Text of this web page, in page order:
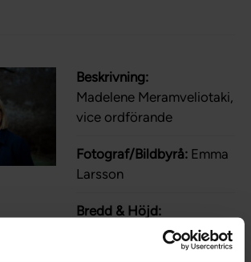
Beskrivning:
Madelene Meramveliotaki,
vice ordförande
Fotograf/Bildbyrå: Emma
Larsson
Bredd & Höjd: